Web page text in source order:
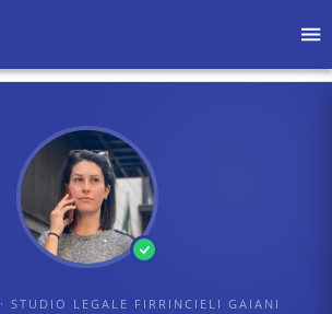
· STUDIO LEGALE FIRRINCIELI GAIANI